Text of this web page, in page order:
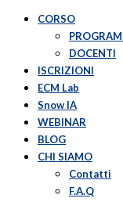
CORSO
DOCENTI
ISCRIZIONI
ECM Lab
Snow IA
WEBINAR
BLOG
CHI SIAMO
Contatti
F.A.Q